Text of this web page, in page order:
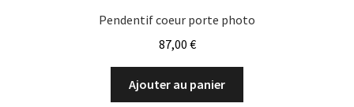
Pendentif coeur porte photo
87,00 €
Ajouter au panier